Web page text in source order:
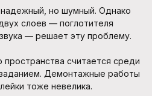
но шумный. Однако
слоев — поглотителя
— решает эту проблему.
считается среди
Демонтажные работы
тоже невелика.